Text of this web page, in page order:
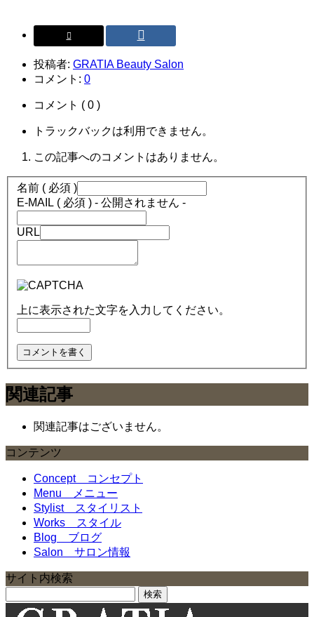
投稿者: GRATIA Beauty Salon
コメント: 0
コメント ( 0 )
トラックバックは利用できません。
この記事へのコメントはありません。
名前 ( 必須 )
E-MAIL ( 必須 ) - 公開されません -
URL
上に表示された文字を入力してください。
関連記事
関連記事はございません。
コンテンツ
Concept
コンセプト
Menu
メニュー
Stylist
スタイリスト
Works
スタイル
Blog ブログ
Salon サロン情報
サイト内検索
索: